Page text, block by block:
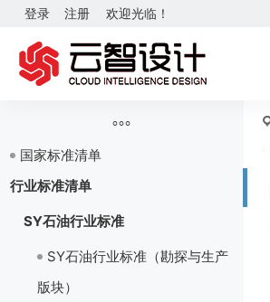
欢迎光临！
登录 注册
国家标准清单
行业标准清单
SY石油行业标准
SY石油行业标准（勘探与生产
版块）